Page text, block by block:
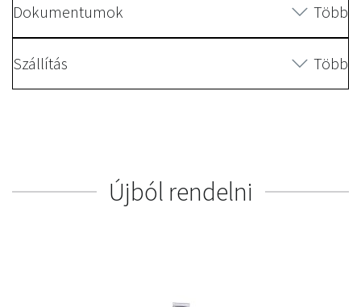
Dokumentumok Több
Szállítás Több
Újból rendelni